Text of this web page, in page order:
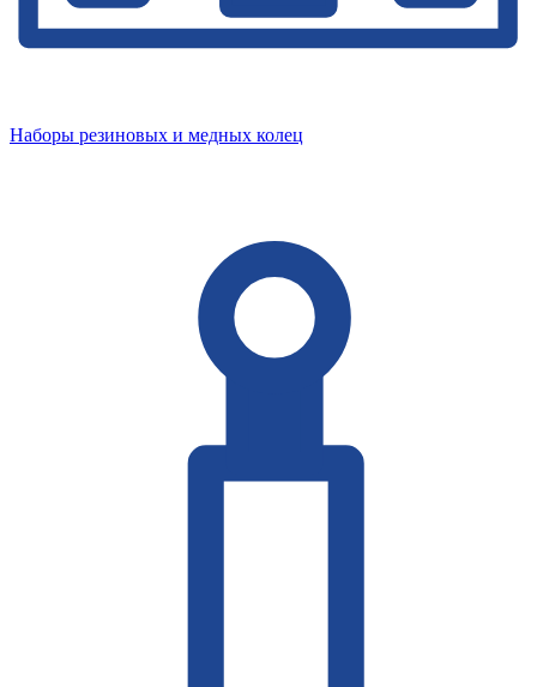
Наборы резиновых и медных колец